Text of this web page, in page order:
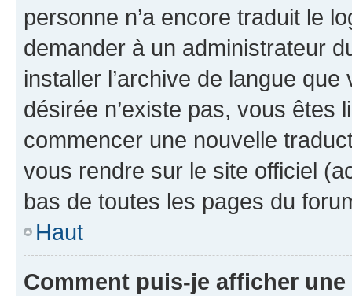
personne n’a encore traduit le
demander à un administrateur
installer l’archive de langue
désirée n’existe pas, vous êtes
commencer une nouvelle
vous rendre sur le site officiel
bas de toutes les pages du
Haut
Comment puis-je afficher